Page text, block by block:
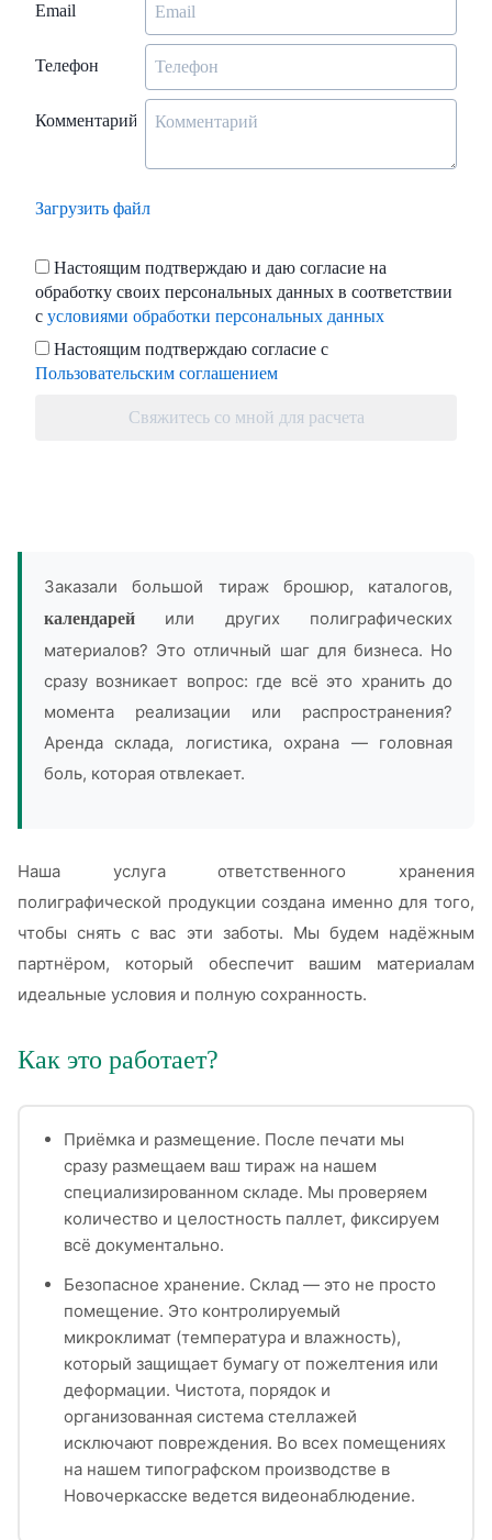
Email
Телефон
Комментарий
Загрузить файл
Настоящим подтверждаю и даю согласие на
обработку своих персональных данных в соответствии
с условиями обработки персональных данных
Настоящим подтверждаю согласие с
Пользовательским соглашением
Свяжитесь со мной для расчета
Заказали большой тираж брошюр, каталогов,
календарей или других полиграфических
материалов? Это отличный шаг для бизнеса. Но
сразу возникает вопрос: где всё это хранить до
момента реализации или распространения?
Аренда склада, логистика, охрана — головная
боль, которая отвлекает.
Наша услуга ответственного хранения
полиграфической продукции создана именно для того,
чтобы снять с вас эти заботы. Мы будем надёжным
партнёром, который обеспечит вашим материалам
идеальные условия и полную сохранность.
Как это работает?
Приёмка и размещение. После печати мы
сразу размещаем ваш тираж на нашем
специализированном складе. Мы проверяем
количество и целостность паллет, фиксируем
всё документально.
Безопасное хранение. Склад — это не просто
помещение. Это контролируемый
микроклимат (температура и влажность),
который защищает бумагу от пожелтения или
деформации. Чистота, порядок и
организованная система стеллажей
исключают повреждения. Во всех помещениях
на нашем типографском производстве в
Новочеркасске ведется видеонаблюдение.